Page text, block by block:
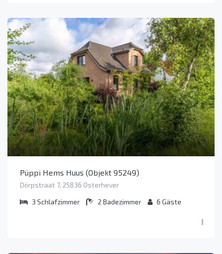
Püppi Hems Huus (Objekt 95249)
Dörpstraat 7, 25836 Osterhever
3 Schlafzimmer 2 Badezimmer 6 Gäste